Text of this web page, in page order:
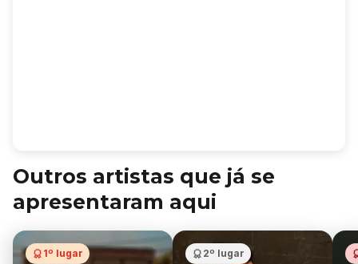
Outros artistas que já se
apresentaram aqui
1º lugar 2º lugar